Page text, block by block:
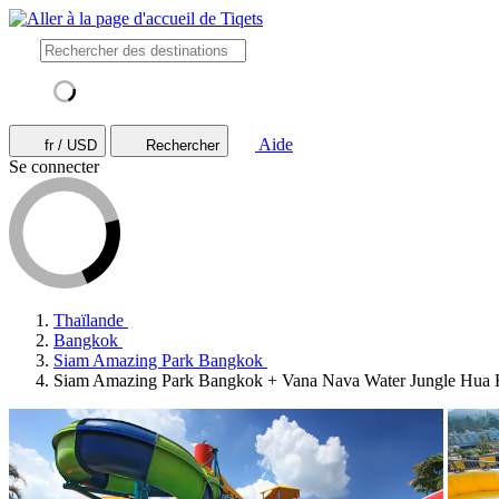
fr / USD Rechercher
Aide
Se connecter
Thaïlande
Bangkok
Siam Amazing Park Bangkok
Siam Amazing Park Bangkok + Vana Nava Water Jungle Hua